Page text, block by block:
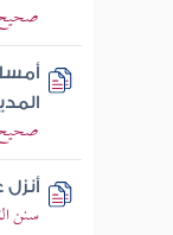
صحيح
صحيح
سنن